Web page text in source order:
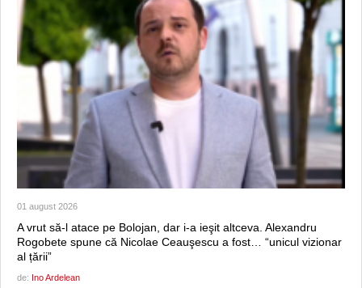
01 august 2026
A vrut să-l atace pe Bolojan, dar i-a ieşit altceva. Alexandru
Rogobete spune că Nicolae Ceauşescu a fost… “unicul vizionar
al țării”
de: Ino Ardelean